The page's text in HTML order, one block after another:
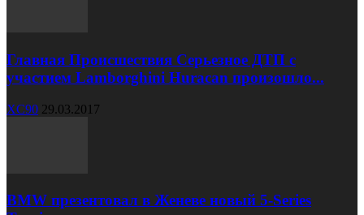
Главная Происшествия Серьезное ДТП с
участием Lamborghini Huracan произошло...
XC90 29.03.2017
BMW презентовал в Женеве новый 5-Series